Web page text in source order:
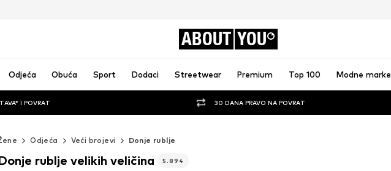
ABOUT YOU
Odjeća Obuća Sport Dodaci Streetwear Premium Top 100 Modne marke
I POVRAT 30 DANA PRAVO NA POVRAT
Odjeća Veći brojevi Donje rublje
rublje velikih veličina 5.894